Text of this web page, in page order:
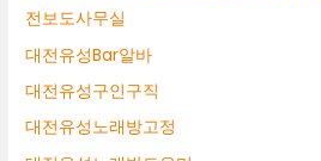
전보도사무실
대전유성Bar알바
대전유성구인구직
대전유성노래방고정